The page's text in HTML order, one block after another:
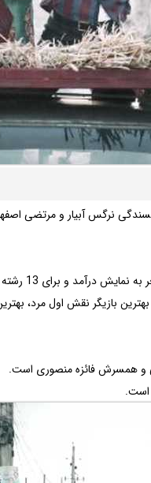
نرگس آبیار و مرتضی
و برای 13 رشته نامزد شد.
بهترین فیلم، بهترین بازیگر نقش
و همسرش فائزه منصوری است.
است.